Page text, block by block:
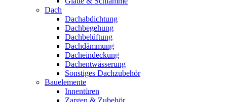
Dach
Dachabdichtung
Dachbegehung
Dachbelüftung
Dachdämmung
Dacheindeckung
Dachentwässerung
Sonstiges Dachzubehör
Bauelemente
Innentüren
Zargen & Zubehör